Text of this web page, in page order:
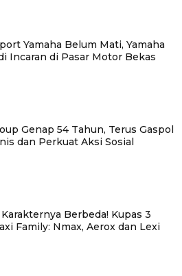
Yamaha Belum Mati, Yamaha
Incaran di Pasar Motor Bekas
Genap 54 Tahun, Terus Gaspol
dan Perkuat Aksi Sosial
Berbeda! Kupas 3
Family: Nmax, Aerox dan Lexi